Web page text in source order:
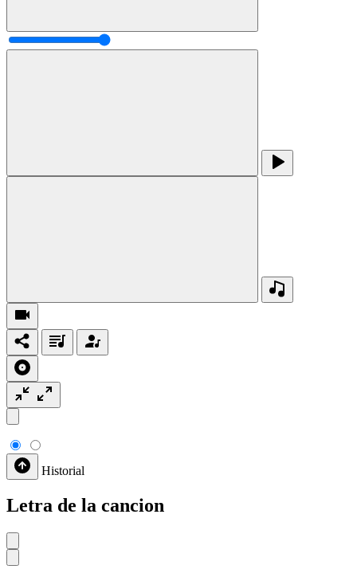
Historial
Letra de la cancion